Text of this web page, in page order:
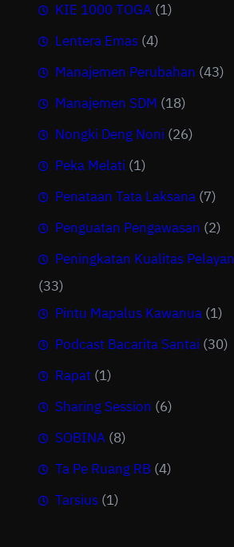
KIE 1000 TOGA (1)
Lentera Emas (4)
Manajemen Perubahan (43)
Manajemen SDM (18)
Nongki Deng Noni (26)
Peka Melati (1)
Penataan Tata Laksana (7)
Penguatan Pengawasan (2)
Peningkatan Kualitas
(33)
Pintu Mapalus Kawanua (1)
Podcast Bacarita Santai (30)
Rapat (1)
Sharing Session (6)
SOBINA (8)
Ta Pe Ruang RB (4)
Tarsius (1)